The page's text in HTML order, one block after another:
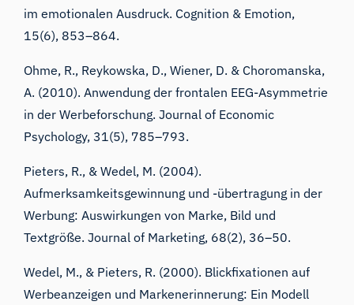
im emotionalen Ausdruck. Cognition & Emotion,
15(6), 853–864.
Ohme, R., Reykowska, D., Wiener, D. & Choromanska,
A. (2010). Anwendung der frontalen EEG-Asymmetrie
in der Werbeforschung. Journal of Economic
Psychology, 31(5), 785–793.
Pieters, R., & Wedel, M. (2004).
Aufmerksamkeitsgewinnung und -übertragung in der
Werbung: Auswirkungen von Marke, Bild und
Textgröße. Journal of Marketing, 68(2), 36–50.
Wedel, M., & Pieters, R. (2000). Blickfixationen auf
Werbeanzeigen und Markenerinnerung: Ein Modell